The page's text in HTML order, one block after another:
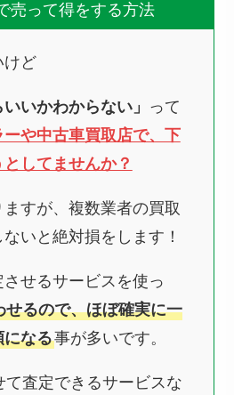
売って得をする方法
けど
いかわからない」 って
ーや中古車買取店で、下
してませんか？
すが、複数業者の買取
いと絶対損をします！
せるサービスを使っ
せるので、ほぼ確実に一
になる事が多いです。
査定できるサービスな